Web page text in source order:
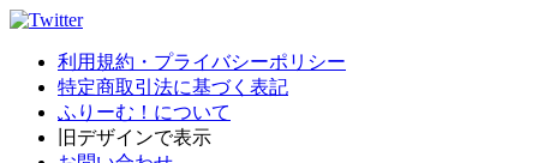
利用規約・プライバシーポリシー
特定商取引法に基づく表記
ふりーむ！について
旧デザインで表示